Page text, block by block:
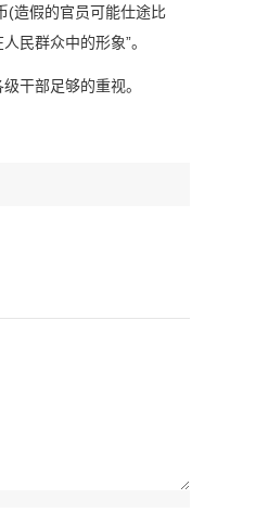
造假的官员可能仕途比
民群众中的形象”。
干部足够的重视。